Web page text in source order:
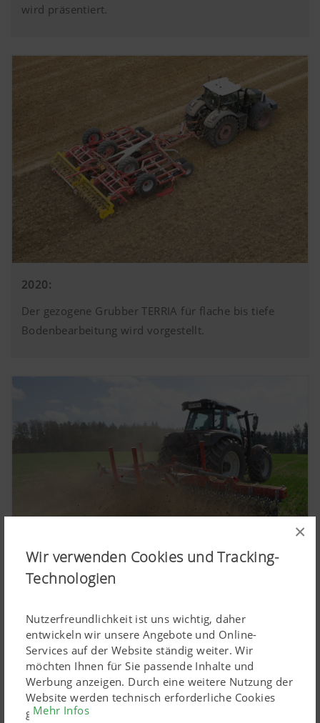
×
Wir verwenden Cookies und Tracking-
Technologien
Nutzerfreundlichkeit ist uns wichtig, daher
entwickeln wir unsere Angebote und Online-
Services auf der Website ständig weiter. Wir
möchten Ihnen für Sie passende Inhalte und
Werbung anzeigen. Durch eine weitere Nutzung der
Website werden technisch erforderliche Cookies
gesetzt. Personenbezogene Google-Marketing-
Mehr Infos
wird präsentiert.
2020:
Der gezogene Grubber TERRIA für flache bis tiefe
Bodenbearbeitung wird vorgestellt.
Erweiterung des Portfolios um mechanische
Kulturpflegemaschinen, wie die ROTOCARE
Rollhacke und die FLEXCARE Hacktechnik.